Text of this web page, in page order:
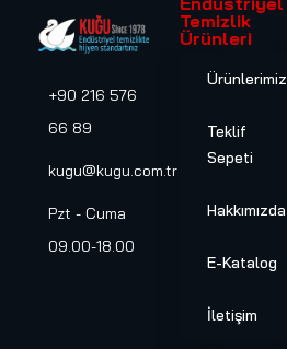
+90 216 576
66 89
kugu@kugu.com.tr
Pzt - Cuma
09.00-18.00
Temizlik
Ürünleri
Ürünlerimiz
Teklif
Sepeti
Hakkımızda
E-Katalog
İletişim